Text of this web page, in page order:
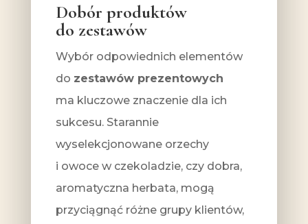
Dobór produktów
do zestawów
Wybór odpowiednich elementów
do zestawów prezentowych
ma kluczowe znaczenie dla ich
sukcesu. Starannie
wyselekcjonowane orzechy
i owoce w czekoladzie, czy dobra,
aromatyczna herbata, mogą
przyciągnąć różne grupy klientów,